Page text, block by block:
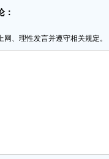
：
网、理性发言并遵守相关规定。